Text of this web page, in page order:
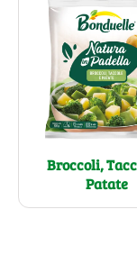
Broccoli,
Patate